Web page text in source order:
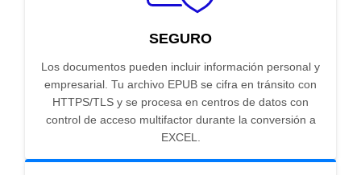
SEGURO
Los documentos pueden incluir información personal y
empresarial. Tu archivo EPUB se cifra en tránsito con
HTTPS/TLS y se procesa en centros de datos con
control de acceso multifactor durante la conversión a
EXCEL.